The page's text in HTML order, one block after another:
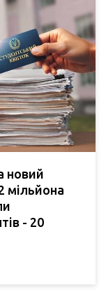
новий
мільйона
- 20